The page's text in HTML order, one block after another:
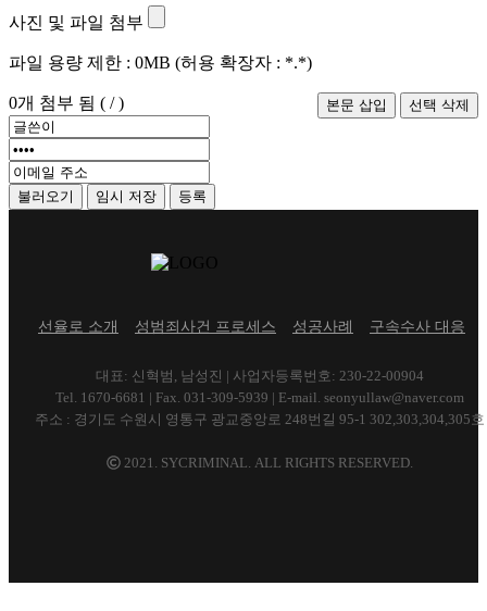
사진 및 파일 첨부
파일 용량 제한 : 0MB (허용 확장자 : *.*)
0개 첨부 됨 ( /)
불러오기 임시 저장
선율로 소개 성범죄사건 프로세스 성공사례 구속수사 대응
대표: 신혁범, 남성진 | 사업자등록번호: 230-22-00904
Tel. 1670-6681 | Fax. 031-309-5939 | E-mail. seonyullaw@naver.com
주소 : 경기도 수원시 영통구 광교중앙로 248번길 95-1 302,303,304,305호
2021. SYCRIMINAL. ALL RIGHTS RESERVED.